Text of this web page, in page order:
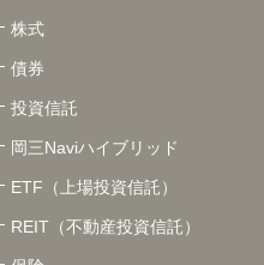
株式
債券
投資信託
岡三Naviハイブリッド
ETF（上場投資信託）
REIT（不動産投資信託）